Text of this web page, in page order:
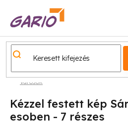
Városok
Kézzel festett kép
esoben - 7 részes